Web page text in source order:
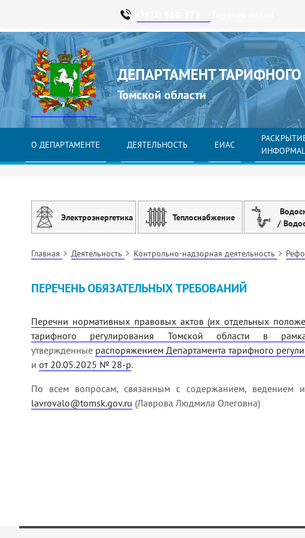
ДЕПАРТАМЕНТ
Томской области
О ДЕПАРТАМЕНТЕ ДЕЯТЕЛЬНОСТЬ ЕИАС
Электроэнергетика Теплоснабжение
/
Главная Деятельность Контрольно-надзорная деятельность
ПЕРЕЧЕНЬ ОБЯЗАТЕЛЬНЫХ ТРЕБОВАНИЙ
Перечни нормативных правовых актов (их отдельных
тарифного регулирования Томской области в
утвержденные распоряжением Департамента тарифного
и от 20.05.2025 № 28-р.
По всем вопросам, связанным с содержанием, ведением
lavrovalo@tomsk.gov.ru (Лаврова Людмила Олеговна)